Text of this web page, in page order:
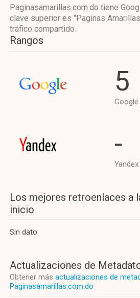
Paginasamarillas.com.do tiene
clave superior es "Paginas
tráfico compartido.
Rangos
5
Google
-
Los mejores retroenlaces a
inicio
Sin dato
Actualizaciones de
Obtener más actualizaciones de
Paginasamarillas.com.do